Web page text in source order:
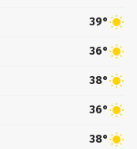
39°
36°
38°
36°
38°